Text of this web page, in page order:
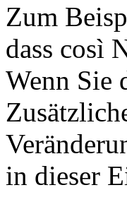
Zum
dass così
Wenn Sie
in dieser